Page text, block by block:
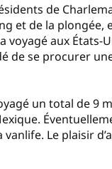
de
et de la plongée,
aux États-
de se procurer
un total de 9
Le plaisir